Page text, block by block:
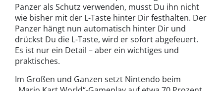
Panzer als Schutz verwenden, musst Du ihn nicht
wie bisher mit der L-Taste hinter Dir festhalten. Der
Panzer hängt nun automatisch hinter Dir und
drückst Du die L-Taste, wird er sofort abgefeuert.
Es ist nur ein Detail – aber ein wichtiges und
praktisches.
Im Großen und Ganzen setzt Nintendo beim